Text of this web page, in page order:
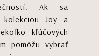
Ak sa
kolekciou Joy a
kľúčových
pomôžu vybrať